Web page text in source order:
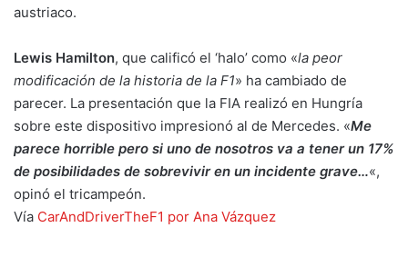
austriaco.
Lewis Hamilton, que calificó el ‘halo’ como «la peor
modificación de la historia de la F1» ha cambiado de
parecer. La presentación que la FIA realizó en Hungría
sobre este dispositivo impresionó al de Mercedes. «Me
parece horrible pero si uno de nosotros va a tener un 17%
de posibilidades de sobrevivir en un incidente grave…«,
opinó el tricampeón.
Vía CarAndDriverTheF1 por Ana Vázquez